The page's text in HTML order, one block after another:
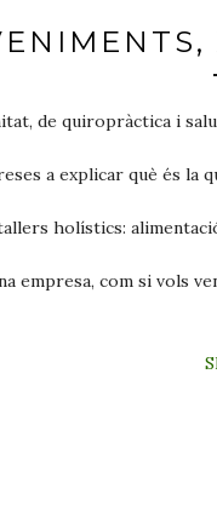
de quiropràctica i
a explicar què és la
holístics:
empresa, com si vols